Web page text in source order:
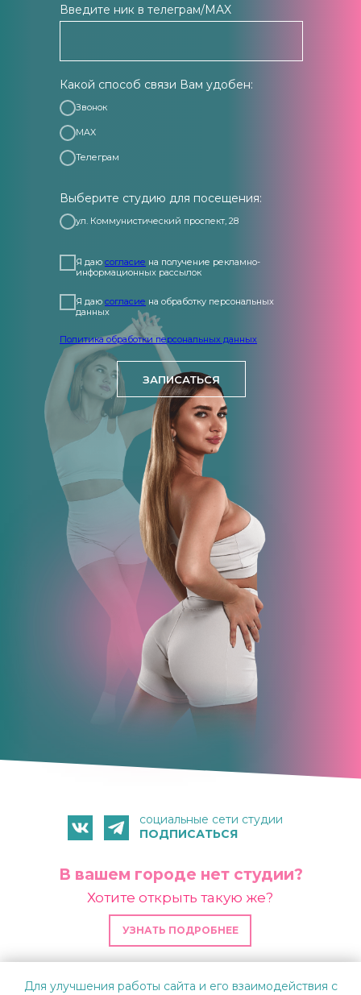
Введите ник в телеграм/MAX
Какой способ связи Вам удобен:
Звонок
MAX
Телеграм
Выберите студию для посещения:
ул. Коммунистический проспект, 28
Я даю согласие на получение рекламно-
информационных рассылок
Я даю согласие на обработку персональных
данных
Политика обработки персональных данных
ЗАПИСАТЬСЯ
ИНН 742405909723 │ ОГРН 325745600045668
УЗНАТЬ ПОДРОБНЕЕ
В вашем городе нет студии?
Хотите открыть такую же?
ПОДПИСАТЬСЯ
социальные сети студии
Для улучшения работы сайта и его взаимодействия с